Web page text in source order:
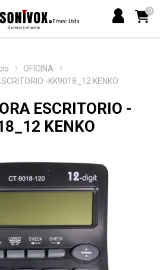
0
OFICINA
-KK9018_12 KENKO
ESCRITORIO -
KENKO